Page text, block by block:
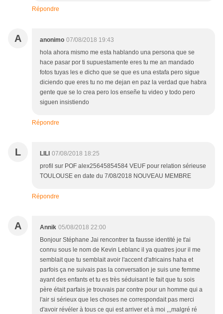
Répondre
A anonimo 07/08/2018 19:43
hola ahora mismo me esta hablando una persona que se
hace pasar por ti supuestamente eres tu me an mandado
fotos tuyas les e dicho que se que es una estafa pero sigue
diciendo que eres tu no me dejan en paz la verdad que habra
gente que se lo crea pero los enseñe tu video y todo pero
siguen insistiendo
Répondre
L LILI 07/08/2018 18:25
profil sur POF alex25645854584 VEUF pour relation sérieuse
TOULOUSE en date du 7/08/2018 NOUVEAU MEMBRE
Répondre
A Annik 05/08/2018 22:00
Bonjour Stéphane Jai rencontrer ta fausse identité je t'ai
connu sous le nom de Kevin Leblanc il ya quatres jour il me
semblait que tu semblait avoir l'accent d'africains haha et
parfois ça ne suivais pas la conversation je suis une femme
ayant des enfants et tu es très séduisant le fait que tu sois
père était parfais je trouvais par contre pour un homme qui a
l'air si sérieux que les choses ne correspondait pas merci
d'avoir révéler à tous ce qui est arriver et à moi ,,,malgré ré